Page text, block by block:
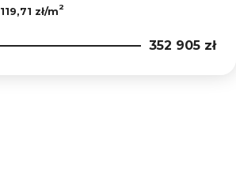
119,71 zł/m2
352 905 zł